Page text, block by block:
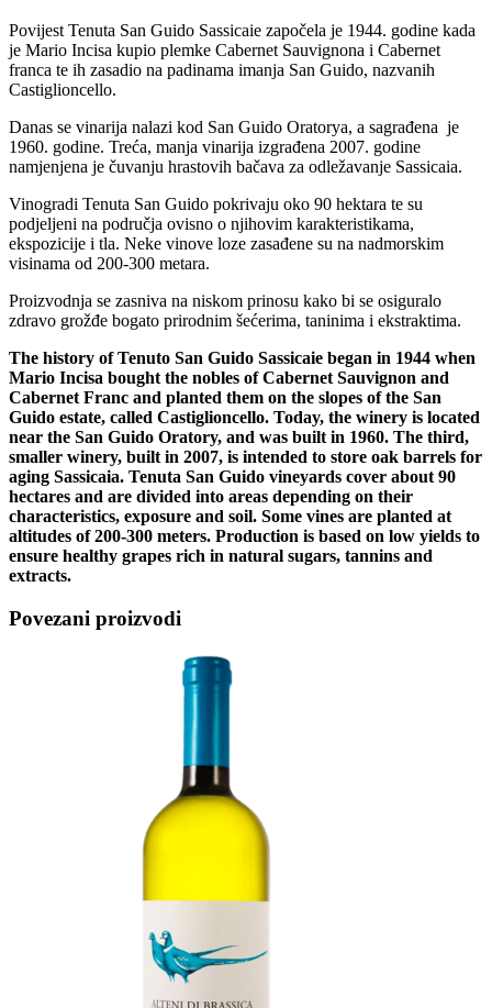
Povijest Tenuta San Guido Sassicaie započela je 1944. godine kada
je Mario Incisa kupio plemke Cabernet Sauvignona i Cabernet
franca te ih zasadio na padinama imanja San Guido, nazvanih
Castiglioncello.
Danas se vinarija nalazi kod San Guido Oratorya, a sagrađena je
1960. godine. Treća, manja vinarija izgrađena 2007. godine
namjenjena je čuvanju hrastovih bačava za odležavanje Sassicaia.
Vinogradi Tenuta San Guido pokrivaju oko 90 hektara te su
podjeljeni na područja ovisno o njihovim karakteristikama,
ekspozicije i tla. Neke vinove loze zasađene su na nadmorskim
visinama od 200-300 metara.
Proizvodnja se zasniva na niskom prinosu kako bi se osiguralo
zdravo grožđe bogato prirodnim šećerima, taninima i ekstraktima.
The history of Tenuto San Guido Sassicaie began in 1944 when
Mario Incisa bought the nobles of Cabernet Sauvignon and
Cabernet Franc and planted them on the slopes of the San
Guido estate, called Castiglioncello. Today, the winery is located
near the San Guido Oratory, and was built in 1960. The third,
smaller winery, built in 2007, is intended to store oak barrels for
aging Sassicaia. Tenuta San Guido vineyards cover about 90
hectares and are divided into areas depending on their
characteristics, exposure and soil. Some vines are planted at
altitudes of 200-300 meters. Production is based on low yields to
ensure healthy grapes rich in natural sugars, tannins and
extracts.
Povezani proizvodi